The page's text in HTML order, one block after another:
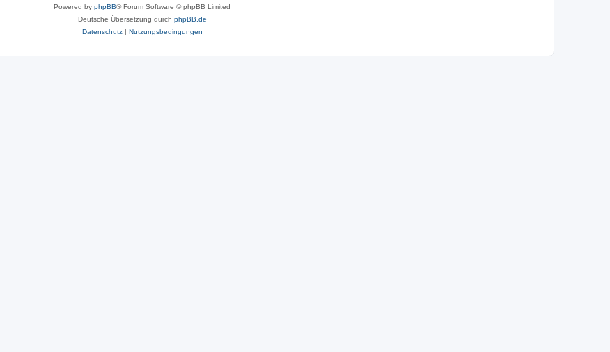
Powered by phpBB® Forum Software © phpBB Limited
Deutsche Übersetzung durch phpBB.de
Datenschutz| Nutzungsbedingungen